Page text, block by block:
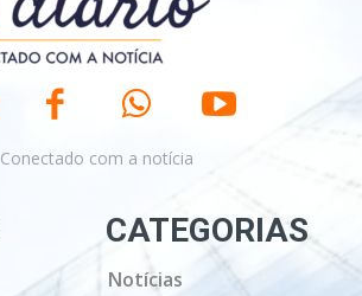
Conectado com a notícia
CATEGORIAS
Notícias